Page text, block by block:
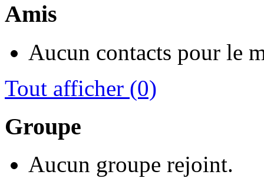
Amis
Aucun contacts pour le
Tout afficher (0)
Groupe
Aucun groupe rejoint.